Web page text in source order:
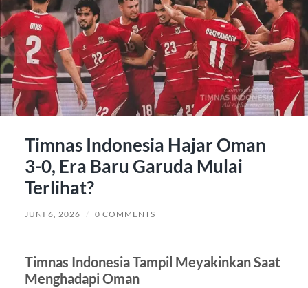
Timnas Indonesia Hajar Oman
3-0, Era Baru Garuda Mulai
Terlihat?
JUNI 6, 2026 / 0 COMMENTS
Timnas Indonesia Tampil Meyakinkan Saat
Menghadapi Oman